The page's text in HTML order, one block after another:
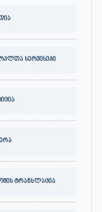
სერვისები
ტრანსლაცია